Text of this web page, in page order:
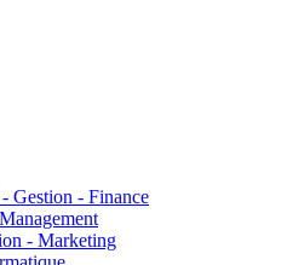
Gestion - Finance
- Marketing